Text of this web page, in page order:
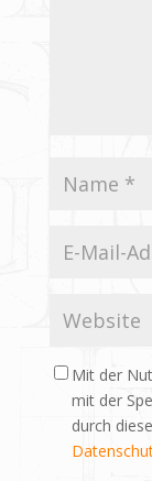
Mit der
mit der
durch